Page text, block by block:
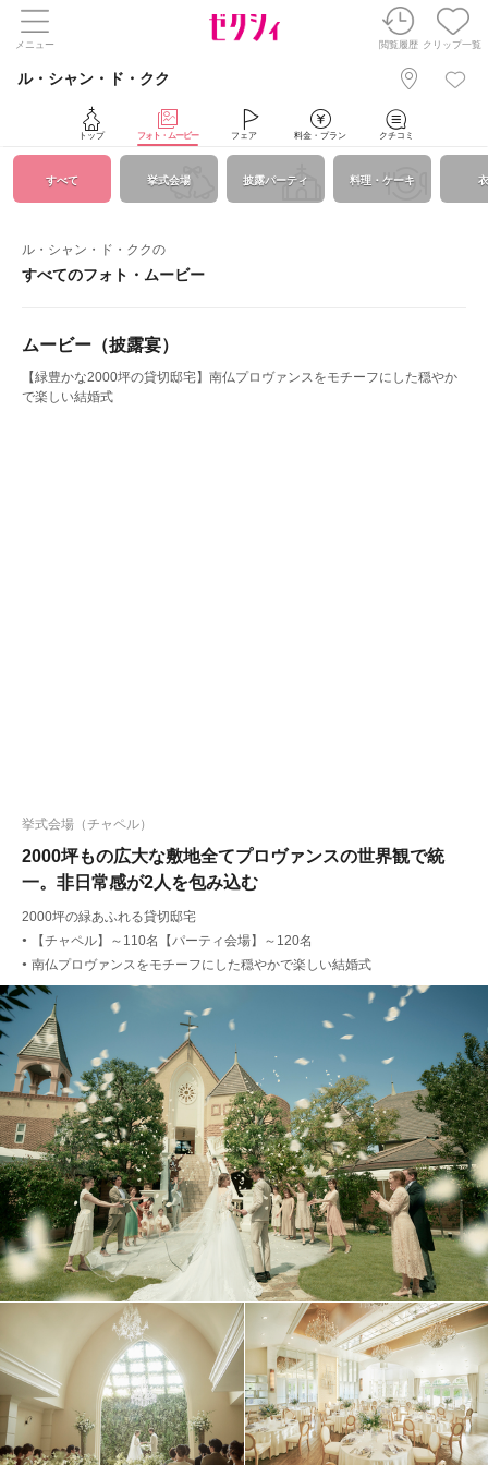
メニュー 閲覧履歴 クリップ一覧
ル・シャン・ド・クク
トップ フォト・ムービー フェア 料金・プラン クチコミ
すべて 挙式会場 披露パーティ 料理・ケーキ
ル・シャン・ド・ククの
すべてのフォト・ムービー
ムービー（披露宴）
【緑豊かな2000坪の貸切邸宅】南仏プロヴァンスをモチーフにした穏やか
で楽しい結婚式
2000坪もの広大な敷地全てプロヴァンスの世界観で統
一。非日常感が2人を包み込む
挙式会場（チャペル）
2000坪の緑あふれる貸切邸宅
● 【チャペル】～110名【パーティ会場】～120名
● 南仏プロヴァンスをモチーフにした穏やかで楽しい結婚式